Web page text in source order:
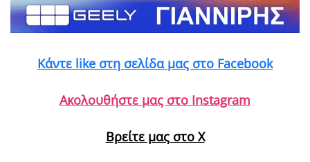
Κάντε like στη σελίδα μας στο Facebook
Ακολουθήστε μας στο Instagram
Βρείτε μας στο X